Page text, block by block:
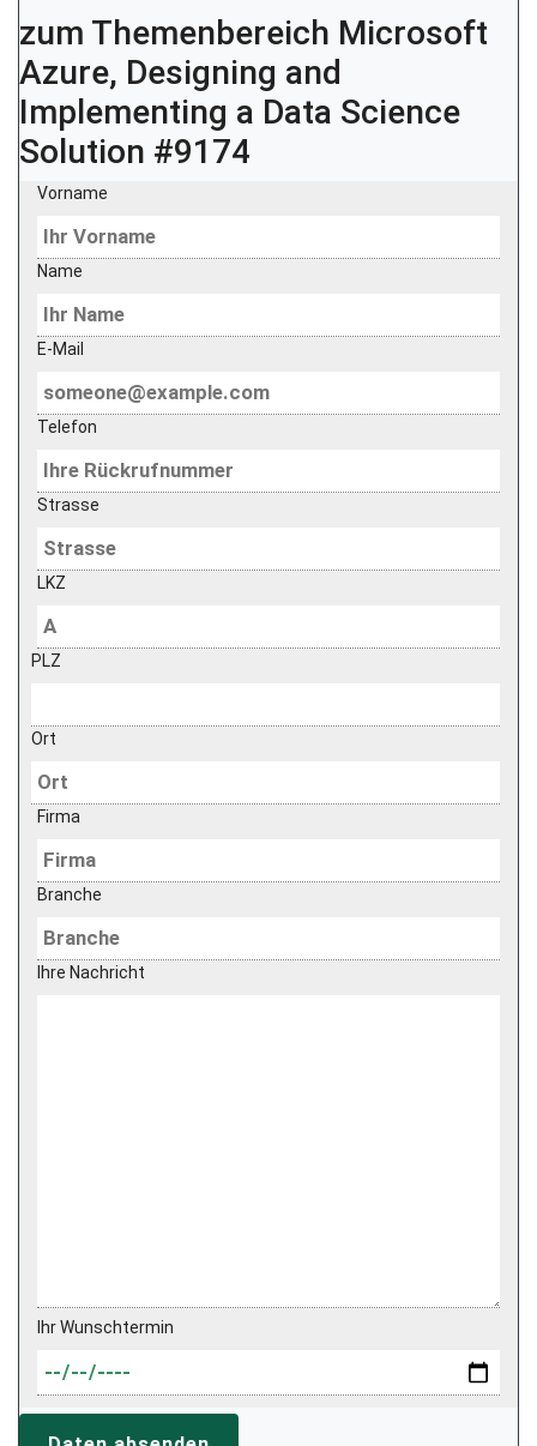
zum Themenbereich Microsoft
Azure, Designing and
Implementing a Data Science
Solution #9174
Vorname
Name
E-Mail
Telefon
Strasse
LKZ
PLZ
Ort
Firma
Branche
Ihre Nachricht
Ihr Wunschtermin